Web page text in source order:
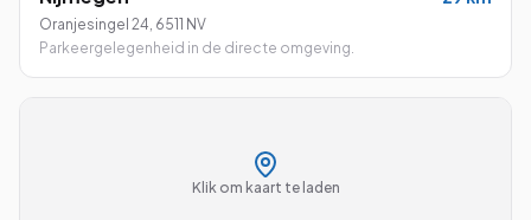
Oranjesingel 24, 6511 NV
Parkeergelegenheid in de directe omgeving.
Klik om kaart te laden